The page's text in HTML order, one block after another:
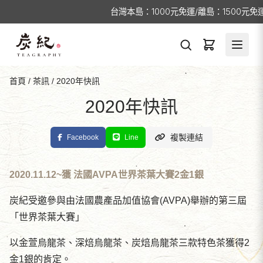
台灣本島：1000元免運/離島：1500元免
首頁 / 茶訊 / 2020年快訊
2020年快訊
Facebook Line 複製連結
2020.11.12~獲 法國AVPA世界茶葉大賽2金1銀
炭紀受邀參與由法國農產品加值協會(AVPA)舉辦的第三屆
「世界茶葉大賽」
以金萱烏龍茶、深焙烏龍茶、炭焙烏龍茶三款特色茶獲得2
金1銀的肯定。